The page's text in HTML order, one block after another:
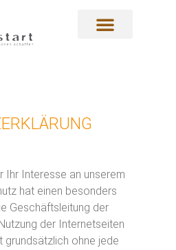
Ihr Interesse an unserem
hat einen besonders
Geschäftsleitung der
der Internetseiten
grundsätzlich ohne jede